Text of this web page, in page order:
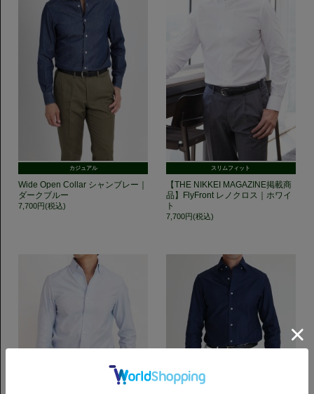
カジュアル
Wide Open Collar シャンブレー｜
ダークブルー
7,700円(税込)
スリムフィット
【THE NIKKEI MAGAZINE掲載商
品】FlyFront レノクロス｜ホワイ
ト
7,700円(税込)